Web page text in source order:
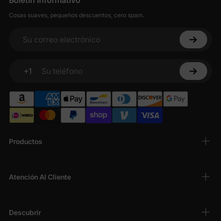
Encuentra tu look ideal con nuestros exclusivos monos para
mamá y yo, ideales para todas las estaciones. Nuestra
colección incluye opciones como monos de pierna ancha con
tirantes fruncidos y estampado floral tropical, para que tú y tu
Productos
Atención Al Cliente
Descubrir
Cosas suaves, pequeños descuentos, cero spam.
Su correo electrónico
+1
Su teléfono